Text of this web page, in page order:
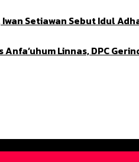
Setiawan Sebut Idul
Linnas, DPC